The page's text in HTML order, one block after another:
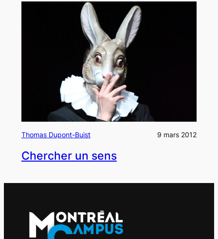
Thomas Dupont-Buist 9 mars 2012
Chercher un sens